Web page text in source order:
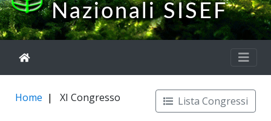
Nazionali SISEF
Lista Congressi
Home XI Congresso